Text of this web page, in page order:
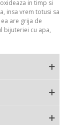
in timp si
insa vrem totusi sa
are grija de
bijuteriei cu apa,